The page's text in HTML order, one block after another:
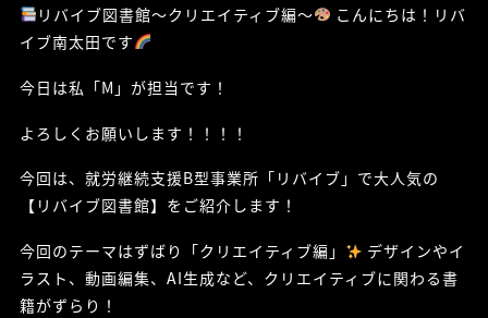
リバイブ図書館〜クリエイティブ編〜
こんにちは！リバ
イブ南太田です
今日は私「M」が担当です！
よろしくお願いします！！！！
今回は、就労継続支援B型事業所「リバイブ」で大人気の
【リバイブ図書館】をご紹介します！
今回のテーマはずばり「クリエイティブ編」
デザインやイ
ラスト、動画編集、AI生成など、クリエイティブに関わる書
籍がずらり！